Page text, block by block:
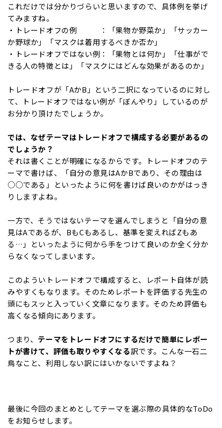
これだけでは分かりづらいと思いますので、具体例を挙げ
てみますね。
・トレードオフの例 ：「果物か野菜か」「サッカー
か野球か」「マスクは着用するべきか否か」
・トレードオフではない例：「果物とは何か」「仕事がで
きる人の特徴とは」「マスクにはどんな効果があるのか」
トレードオフが「AかB」という二択になっているのに対し
て、トレードオフではない例が「ぼんやり」しているのが
お分かり頂けたでしょうか。
では、なぜテーマはトレードオフで構成する必要があるの
でしょうか？
それは書くことが明確になるからです。トレードオフのテ
ーマで書けば、「自分の意見はAかBであり、その理由は
○○である」といったように何を書けば良いのかがはっき
りしますよね。
一方で、そうではないテーマを選んでしまうと「自分の意
見はAであるが、BもCもあるし、基準を変えればZもあ
る…」といったように何から手をつけて良いのか全く分か
らなくなってしまいます。
このよういトレードオフで構成すると、レポート自体が読
みやすくもなります。そのためレポートを評価する先生の
頭にもスッと入っていく文章になります。そのため評価も
高くなる傾向にあります。
つまり、 テーマをトレードオフにするだけで簡単にレポー
トが書けて、評価も取りやすくなる訳です。こんな一石二
鳥なこと、利用しない訳にはいかないですよね？
最後に今回のまとめとしてテーマを選ぶ際の具体的なToDo
をお知らせします。